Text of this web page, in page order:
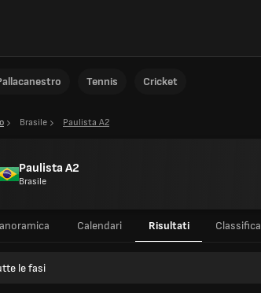
Tennis Cricket
Brasile Paulista A2
Paulista A2
Brasile
Calendari Risultati Classifica
le fasi